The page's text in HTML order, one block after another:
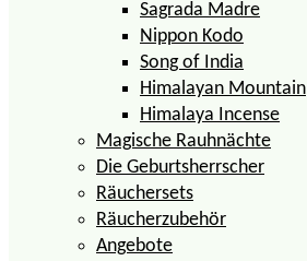
Sagrada Madre
Nippon Kodo
Song of India
Himalayan Mountain
Himalaya Incense
Magische Rauhnächte
Die Geburtsherrscher
Räuchersets
Räucherzubehör
Angebote